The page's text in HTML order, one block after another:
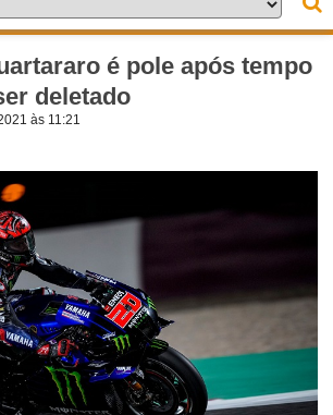
é pole após tempo
deletado
às 11:21